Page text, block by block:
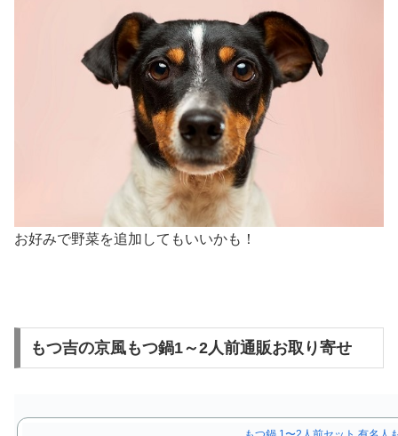
お好みで野菜を追加してもいいかも！
もつ吉の京風もつ鍋1～2人前通販お取り寄せ